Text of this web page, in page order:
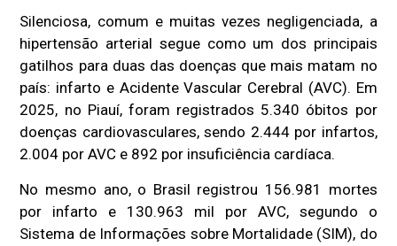
Silenciosa, comum e muitas vezes negligenciada, a
hipertensão arterial segue como um dos principais
gatilhos para duas das doenças que mais matam no
país: infarto e Acidente Vascular Cerebral (AVC). Em
2025, no Piauí, foram registrados 5.340 óbitos por
doenças cardiovasculares, sendo 2.444 por infartos,
2.004 por AVC e 892 por insuficiência cardíaca.
No mesmo ano, o Brasil registrou 156.981 mortes
por infarto e 130.963 mil por AVC, segundo o
Sistema de Informações sobre Mortalidade (SIM), do